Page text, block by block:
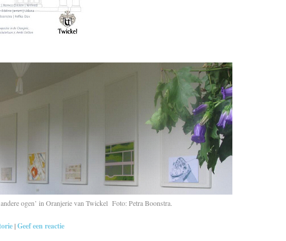
ogen’ in Oranjerie van Twickel Foto: Petra Boonstra.
|Geef een reactie